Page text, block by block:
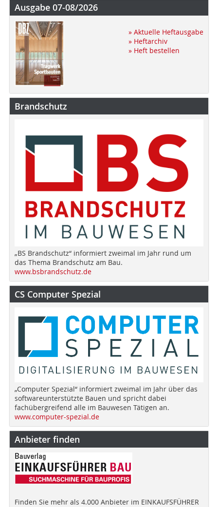
Ausgabe 07-08/2026
» Aktuelle Heftausgabe
» Heftarchiv
» Heft bestellen
Brandschutz
„BS Brandschutz“ informiert zweimal im Jahr rund um
das Thema Brandschutz am Bau.
www.bsbrandschutz.de
CS Computer Spezial
„Computer Spezial“ informiert zweimal im Jahr über das
softwareunterstützte Bauen und spricht dabei
fachübergreifend alle im Bauwesen Tätigen an.
www.computer-spezial.de
Anbieter finden
Finden Sie mehr als 4.000 Anbieter im EINKAUFSFÜHRER